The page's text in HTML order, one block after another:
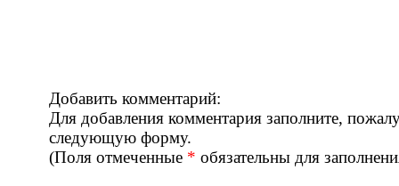
Добавить комментарий:
Для добавления комментария заполните,
следующую форму.
(Поля отмеченные * обязательны для